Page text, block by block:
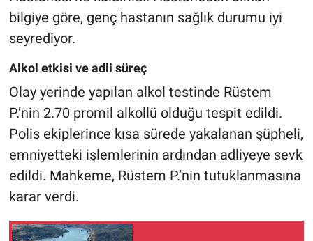
bilgiye göre, genç hastanın sağlık durumu iyi
seyrediyor.
Alkol etkisi ve adli süreç
Olay yerinde yapılan alkol testinde Rüstem
P.’nin 2.70 promil alkollü olduğu tespit edildi.
Polis ekiplerince kısa sürede yakalanan şüpheli,
emniyetteki işlemlerinin ardından adliyeye sevk
edildi. Mahkeme, Rüstem P.’nin tutuklanmasına
karar verdi.